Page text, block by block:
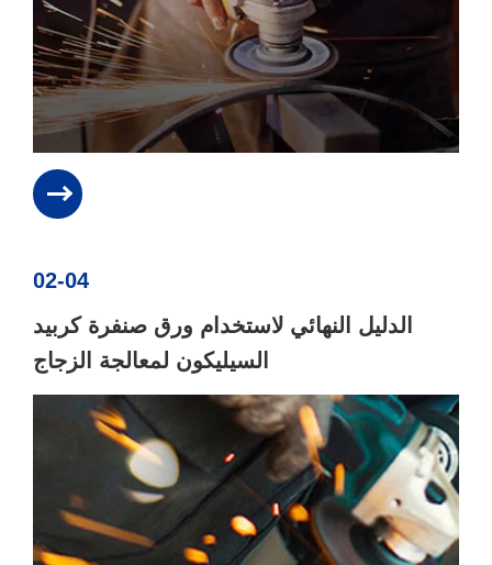
02-04
الدليل النهائي لاستخدام ورق صنفرة كربيد
السيليكون لمعالجة الزجاج